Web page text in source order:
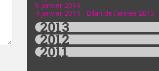
6 janvier 2014
4 janvier 2014 - Bilan de l'année 2013
2013
2012
2011